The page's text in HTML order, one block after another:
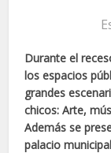
Durante el
los espacios
grandes
chicos: Arte,
Además se
palacio